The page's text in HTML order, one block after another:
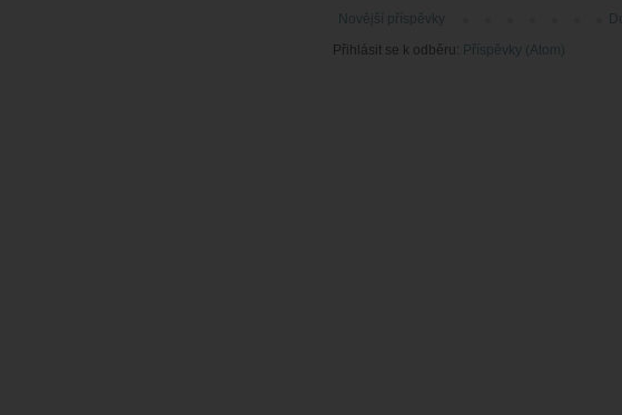
Novější příspěvky
Přihlásit se k odběru: Příspěvky (Atom)